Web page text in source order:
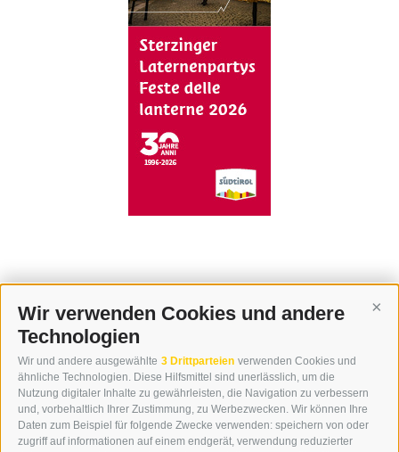
Wir verwenden Cookies und andere
Technologien
Wir und andere ausgewählte 3 Drittparteien verwenden Cookies und
ähnliche Technologien. Diese Hilfsmittel sind unerlässlich, um die
Nutzung digitaler Inhalte zu gewährleisten, die Navigation zu verbessern
und, vorbehaltlich Ihrer Zustimmung, zu Werbezwecken. Wir können Ihre
Daten zum Beispiel für folgende Zwecke verwenden: speichern von oder
zugriff auf informationen auf einem endgerät, verwendung reduzierter
KONTAKT
WIPP-MEDIA GMBH
DER ERKER
NEUSTADT 20A
I-39049 STERZING